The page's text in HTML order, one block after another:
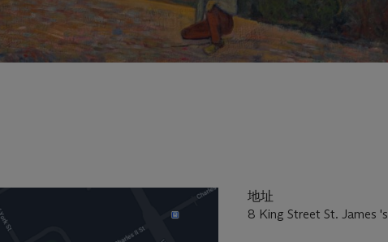
地址
8 King Street St. James 's